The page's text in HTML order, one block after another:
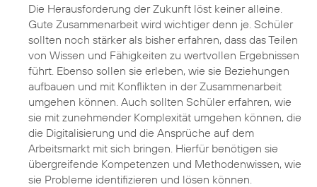
Die Herausforderung der Zukunft löst keiner alleine.
Gute Zusammenarbeit wird wichtiger denn je. Schüler
sollten noch stärker als bisher erfahren, dass das Teilen
von Wissen und Fähigkeiten zu wertvollen Ergebnissen
führt. Ebenso sollen sie erleben, wie sie Beziehungen
aufbauen und mit Konflikten in der Zusammenarbeit
umgehen können. Auch sollten Schüler erfahren, wie
sie mit zunehmender Komplexität umgehen können, die
die Digitalisierung und die Ansprüche auf dem
Arbeitsmarkt mit sich bringen. Hierfür benötigen sie
übergreifende Kompetenzen und Methodenwissen, wie
sie Probleme identifizieren und lösen können.